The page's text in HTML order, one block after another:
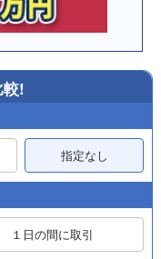
!
指定なし
１日の間に取引